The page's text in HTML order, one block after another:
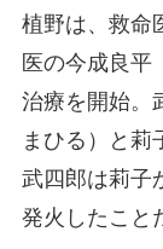
植野は、救命
医の今成良平
治療を開始。
まひる）と莉
武四郎は莉子
発火したこと